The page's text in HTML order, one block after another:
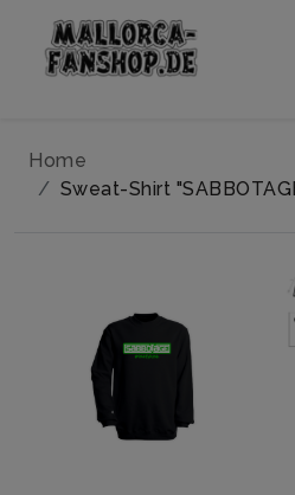
Home
Sweat-Shirt